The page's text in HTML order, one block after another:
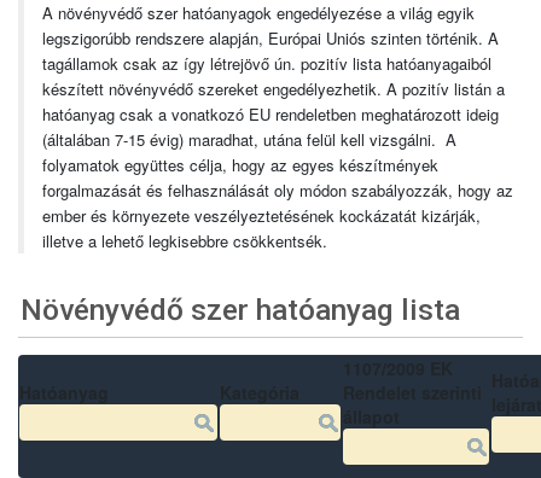
A növényvédő szer hatóanyagok engedélyezése a világ egyik
legszigorúbb rendszere alapján, Európai Uniós szinten történik. A
tagállamok csak az így létrejövő ún. pozitív lista hatóanyagaiból
készített növényvédő szereket engedélyezhetik. A pozitív listán a
hatóanyag csak a vonatkozó EU rendeletben meghatározott ideig
(általában 7-15 évig) maradhat, utána felül kell vizsgálni. A
folyamatok együttes célja, hogy az egyes készítmények
forgalmazását és felhasználását oly módon szabályozzák, hogy az
ember és környezete veszélyeztetésének kockázatát kizárják,
illetve a lehető legkisebbre csökkentsék.
Növényvédő szer hatóanyag lista